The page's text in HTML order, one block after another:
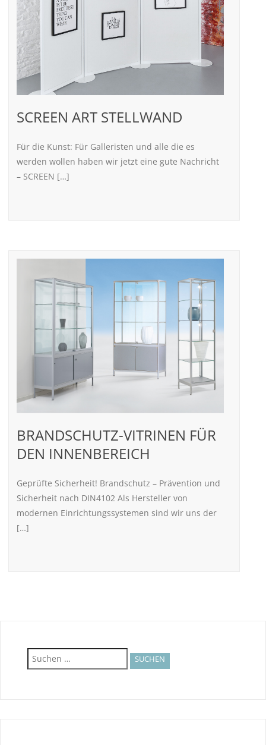
SCREEN ART STELLWAND
Für die Kunst: Für Galleristen und alle die es
werden wollen haben wir jetzt eine gute Nachricht
– SCREEN […]
BRANDSCHUTZ-VITRINEN FÜR
DEN INNENBEREICH
Geprüfte Sicherheit! Brandschutz – Prävention und
Sicherheit nach DIN4102 Als Hersteller von
modernen Einrichtungssystemen sind wir uns der
[…]
Suchen
nach: